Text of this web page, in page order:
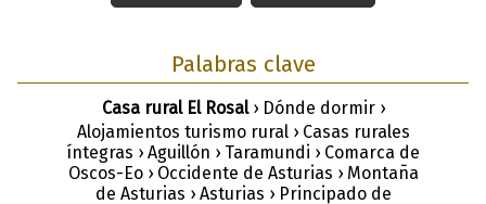
Palabras clave
Casa rural El Rosal› Dónde dormir ›
Alojamientos turismo rural › Casas rurales
íntegras › Aguillón › Taramundi › Comarca de
Oscos-Eo › Occidente de Asturias › Montaña
de Asturias › Asturias › Principado de